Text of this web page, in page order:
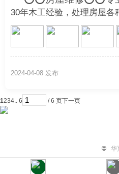
⭕️⭕️0800-300-
30年木工经验，处理房屋各
2024-04-08 发布
1234.. 6 / 6 页下一页
© 华